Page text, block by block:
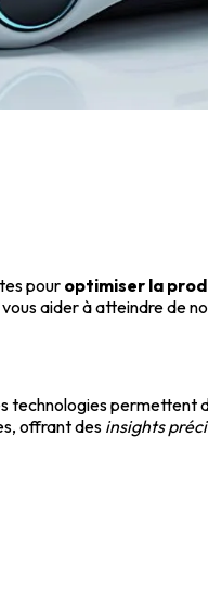
pour optimiser la
aider à atteindre de
technologies permettent
offrant des insights